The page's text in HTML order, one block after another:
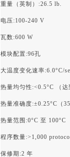
重量（英制）:26.5 lb.
电压:100-240 V
瓦数:600 W
模块配置:96孔
大温度变化速率:6.0°C/
热量均匀性:<0.5°C （
热量准确度:±0.25°C（
热量范围:0°C 至 100°C
程序数量:>1,000
保修期:2 年